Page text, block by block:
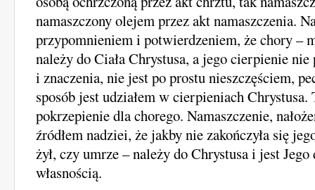
namaszczony olejem przez akt namaszczenia.
przypomnieniem i potwierdzeniem, że chory –
należy do Ciała Chrystusa, a jego cierpienie nie
i znaczenia, nie jest po prostu nieszczęściem,
sposób jest udziałem w cierpieniach
pokrzepienie dla chorego. Namaszczenie,
źródłem nadziei, że jakby nie zakończyła się
żył, czy umrze – należy do Chrystusa i jest Jego
własnością.